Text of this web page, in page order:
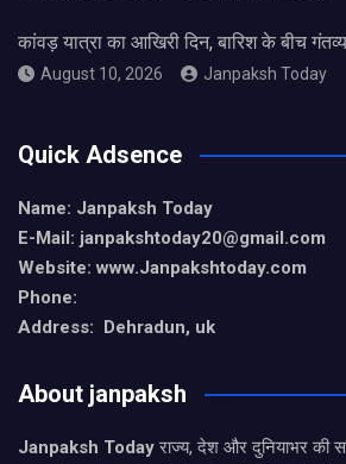
कांवड़ यात्रा का आखिरी दिन, बारिश के बीच
August 10, 2026 Janpaksh Today
Quick Adsence
Name: Janpaksh Today
E-Mail: janpakshtoday20@gmail.com
Website: www.Janpakshtoday.com
Phone:
Address: Dehradun, uk
About janpaksh
Janpaksh Todayराज्य, देश और दुनियाभर की